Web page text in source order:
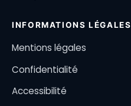
INFORMATIONS LÉGALES
Mentions légales
Confidentialité
Accessibilité